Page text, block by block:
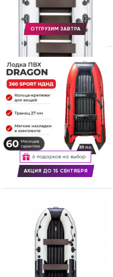
ОТГРУЗИМ ЗАВТРА
6 подарков на выбор
АКЦИЯ ДО 15 СЕНТЯБРЯ